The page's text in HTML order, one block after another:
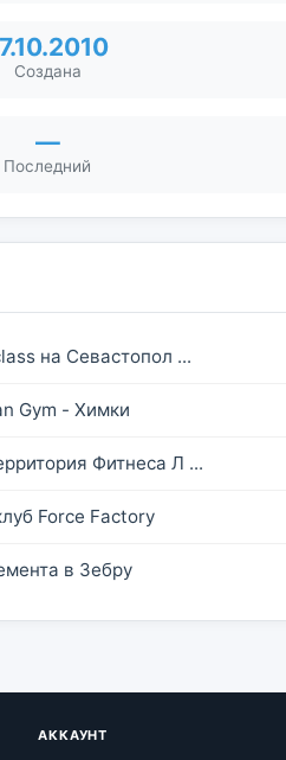
Создана
—
Последний
на Севастопол ...
Gym - Химки
Фитнеса Л ...
Force Factory
в Зебру
АККАУНТ